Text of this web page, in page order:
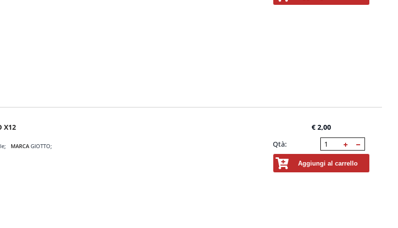
X12
MARCA GIOTTO
€ 2,00
Qtà:
Aggiungi al carrello